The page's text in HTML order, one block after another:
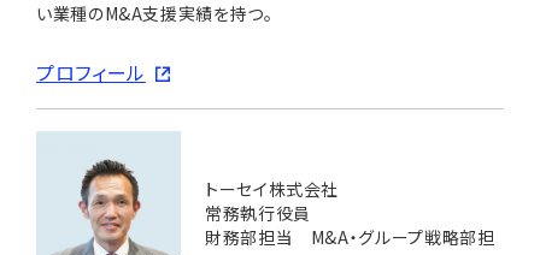
い業種のM&A支援実績を持つ。
プロフィール
トーセイ株式会社
常務執行役員
財務部担当 M&A・グループ戦略部担